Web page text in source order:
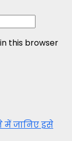
this browser
में जानिए इसे